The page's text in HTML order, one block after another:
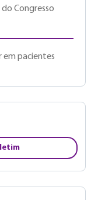
Congresso
em pacientes